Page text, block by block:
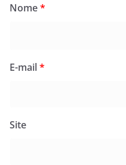
Nome*
E-mail*
Site